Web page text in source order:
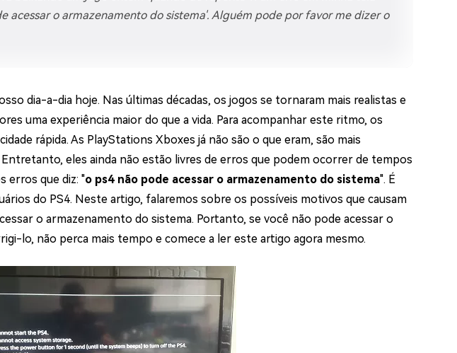
Excluir arquivos duplicados e limpar arquivos inúteis no Mac
Mac Boot Genius
Grátis
Corrigir Erros de Mac Grátis
Windows 11 Upgrade Checker
Verificador de Atualização do Windows 11 Grátis
acessar o armazenamento do sistema'. Alguém pode por favor me dizer o
dia-a-dia hoje. Nas últimas décadas, os jogos se tornaram mais realistas e
uma experiência maior do que a vida. Para acompanhar este ritmo, os
rápida. As PlayStations Xboxes já não são o que eram, são mais
eles ainda não estão livres de erros que podem ocorrer de tempos
erros que diz: "o ps4 não pode acessar o armazenamento do sistema". É
do PS4. Neste artigo, falaremos sobre os possíveis motivos que causam
o armazenamento do sistema. Portanto, se você não pode acessar o
lo, não perca mais tempo e comece a ler este artigo agora mesmo.